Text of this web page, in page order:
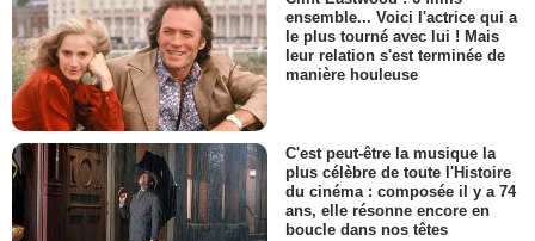
ensemble... Voici l'actrice qui a
le plus tourné avec lui ! Mais
leur relation s'est terminée de
manière houleuse
C'est peut-être la musique la
plus célèbre de toute l'Histoire
du cinéma : composée il y a 74
ans, elle résonne encore en
boucle dans nos têtes